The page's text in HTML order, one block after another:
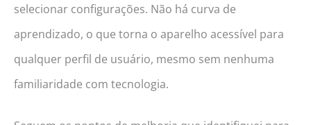
selecionar configurações. Não há curva de
aprendizado, o que torna o aparelho acessível para
qualquer perfil de usuário, mesmo sem nenhuma
familiaridade com tecnologia.